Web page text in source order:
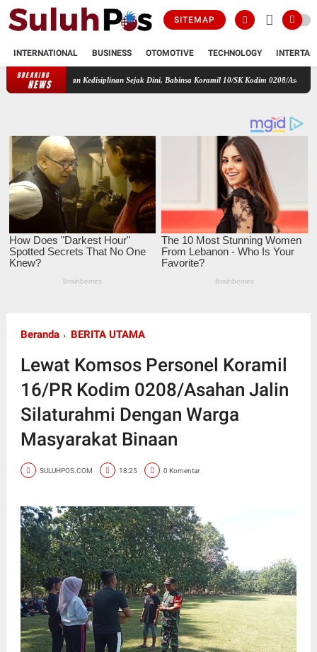
SITEMAP
INTERNATIONAL BUSINESS OTOMOTIVE TECHNOLOGY
BREAKING
NEWS
dan Kedisiplinan Sejak Dini, Babinsa Koramil 10/SK Kodim 0208/Asahan Beri Pelatihan
Beranda BERITA UTAMA
Lewat Komsos Personel Koramil
16/PR Kodim 0208/Asahan Jalin
Silaturahmi Dengan Warga
Masyarakat Binaan
SULUHPOS.COM 18:25 0 Komentar